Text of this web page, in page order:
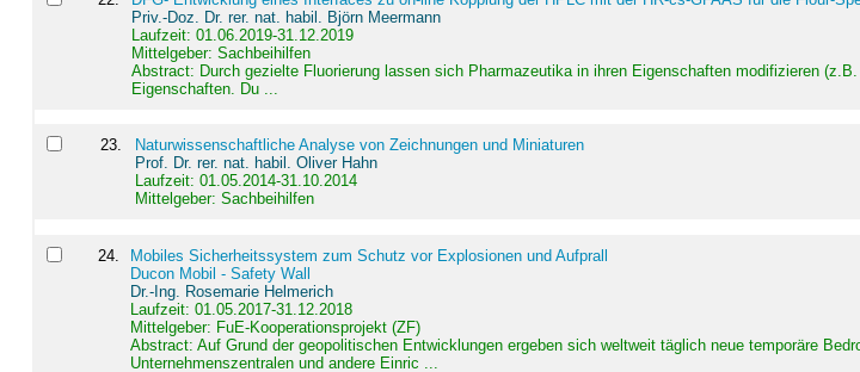
Priv.-Doz. Dr. rer. nat. habil. Björn Meermann
Laufzeit: 01.06.2019-31.12.2019
Mittelgeber: Sachbeihilfen
Abstract: Durch gezielte Fluorierung lassen sich Pharmazeutika in ihren Eigenschaften modifizieren
Eigenschaften. Du ...
23.
Naturwissenschaftliche Analyse von Zeichnungen und Miniaturen
Prof. Dr. rer. nat. habil. Oliver Hahn
Laufzeit: 01.05.2014-31.10.2014
Mittelgeber: Sachbeihilfen
24.
Mobiles Sicherheitssystem zum Schutz vor Explosionen und Aufprall
Ducon Mobil - Safety Wall
Dr.-Ing. Rosemarie Helmerich
Laufzeit: 01.05.2017-31.12.2018
Mittelgeber: FuE-Kooperationsprojekt (ZF)
Abstract:Auf Grund der geopolitischen Entwicklungen ergeben sich weltweit täglich neue temporäre
Unternehmenszentralen und andere Einric ...